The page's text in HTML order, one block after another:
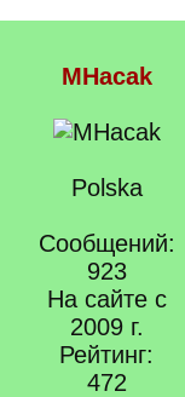
MHacak
Polska
Сообщений:
923
На сайте с
2009 г.
Рейтинг:
472